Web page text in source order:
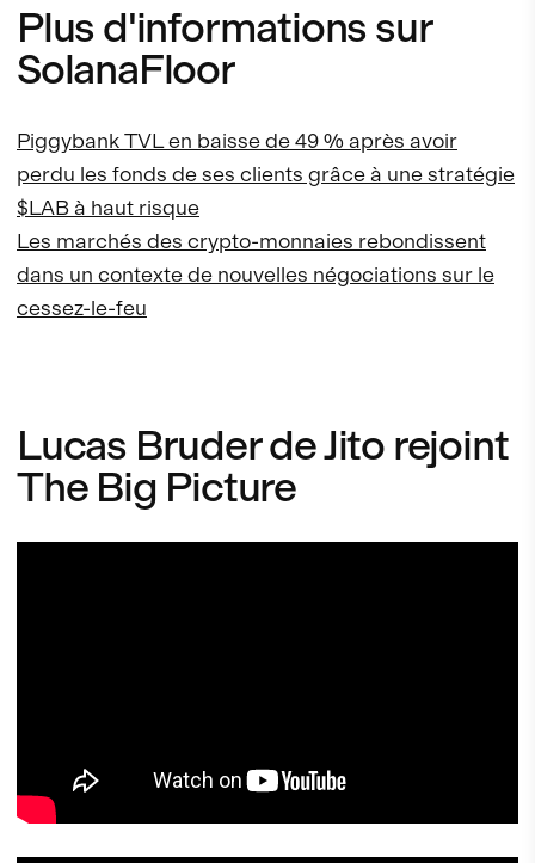
Plus d'informations sur
SolanaFloor
Piggybank TVL en baisse de 49 % après avoir
perdu les fonds de ses clients grâce à une stratégie
$LAB à haut risque
Les marchés des crypto-monnaies rebondissent
dans un contexte de nouvelles négociations sur le
cessez-le-feu
Lucas Bruder de Jito rejoint
The Big Picture